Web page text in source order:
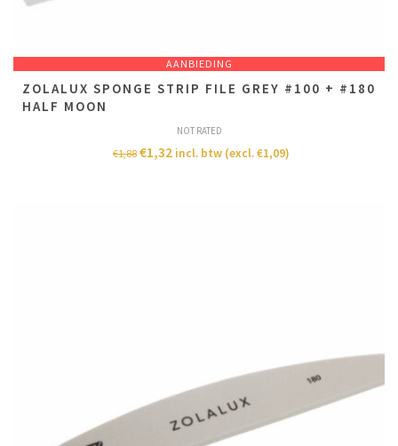
AANBIEDING
ZOLALUX SPONGE STRIP FILE GREY #100 + #180
HALF MOON
NOT RATED
€1,88 €1,32 incl. btw (excl.€1,09)